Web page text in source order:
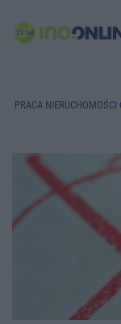
PRACA NIERUCHOMOŚCI